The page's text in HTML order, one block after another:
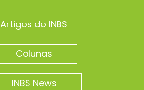
Artigos do INBS
Colunas
INBS News